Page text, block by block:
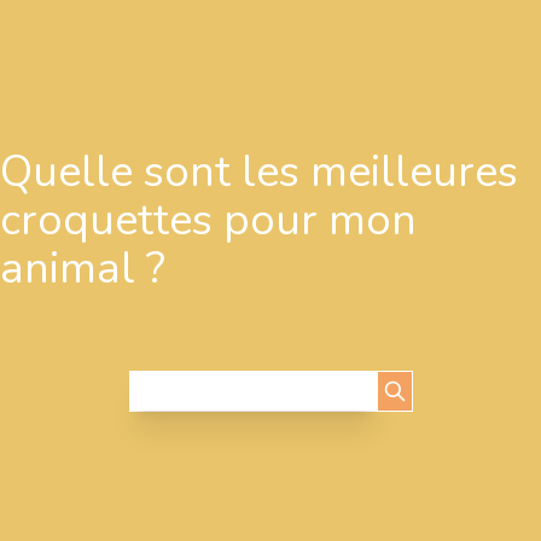
Quelle sont les meilleures
croquettes pour mon
animal ?